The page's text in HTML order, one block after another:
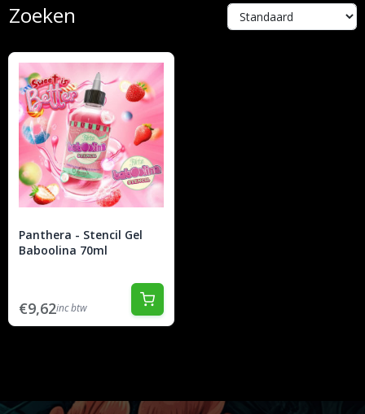
Zoeken
Panthera - Stencil Gel
Baboolina 70ml
€9,62inc btw